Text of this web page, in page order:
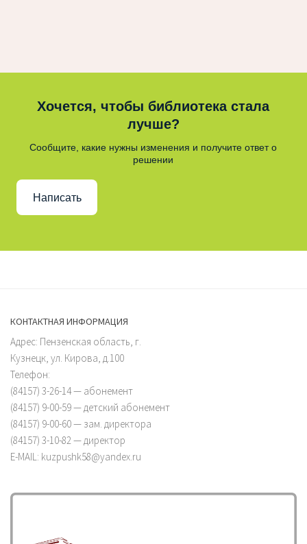
Хочется, чтобы библиотека стала
лучше?
Сообщите, какие нужны изменения и получите ответ о
решении
Написать
КОНТАКТНАЯ ИНФОРМАЦИЯ
Адрес: Пензенская область, г.
Кузнецк, ул. Кирова, д.100
Телефон:
(84157) 3-26-14 — абонемент
(84157) 9-00-59 — детский абонемент
(84157) 9-00-60 — зам. директора
(84157) 3-10-82 — директор
E-MAIL: kuzpushk58@yandex.ru